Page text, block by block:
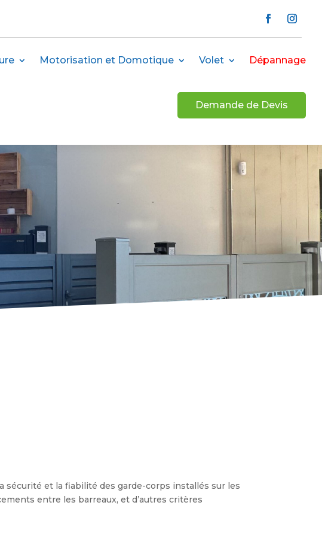
Motorisation et Domotique Volet Dépannage
Demande de Devis
sécurité et la fiabilité des garde-corps installés sur les
entre les barreaux, et d’autres critères